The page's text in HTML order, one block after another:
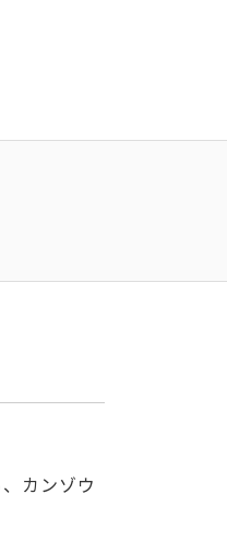
カンゾウ